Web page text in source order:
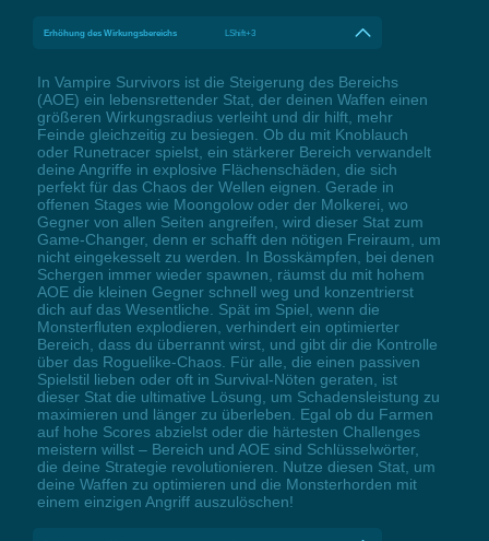
Erhöhung des Wirkungsbereichs LShift+3
In Vampire Survivors ist die Steigerung des Bereichs
(AOE) ein lebensrettender Stat, der deinen Waffen einen
größeren Wirkungsradius verleiht und dir hilft, mehr
Feinde gleichzeitig zu besiegen. Ob du mit Knoblauch
oder Runetracer spielst, ein stärkerer Bereich verwandelt
deine Angriffe in explosive Flächenschäden, die sich
perfekt für das Chaos der Wellen eignen. Gerade in
offenen Stages wie Moongolow oder der Molkerei, wo
Gegner von allen Seiten angreifen, wird dieser Stat zum
Game-Changer, denn er schafft den nötigen Freiraum, um
nicht eingekesselt zu werden. In Bosskämpfen, bei denen
Schergen immer wieder spawnen, räumst du mit hohem
AOE die kleinen Gegner schnell weg und konzentrierst
dich auf das Wesentliche. Spät im Spiel, wenn die
Monsterfluten explodieren, verhindert ein optimierter
Bereich, dass du überrannt wirst, und gibt dir die Kontrolle
über das Roguelike-Chaos. Für alle, die einen passiven
Spielstil lieben oder oft in Survival-Nöten geraten, ist
dieser Stat die ultimative Lösung, um Schadensleistung zu
maximieren und länger zu überleben. Egal ob du Farmen
auf hohe Scores abzielst oder die härtesten Challenges
meistern willst – Bereich und AOE sind Schlüsselwörter,
die deine Strategie revolutionieren. Nutze diesen Stat, um
deine Waffen zu optimieren und die Monsterhorden mit
einem einzigen Angriff auszulöschen!